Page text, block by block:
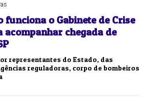
funciona o Gabinete de Crise
acompanhar chegada de
representantes do Estado, das
reguladoras, corpo de bombeiros